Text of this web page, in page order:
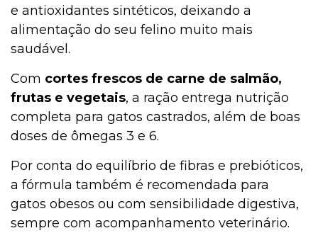
e antioxidantes sintéticos, deixando a
alimentação do seu felino muito mais
saudável.
Com cortes frescos de carne de salmão,
frutas e vegetais, a ração entrega nutrição
completa para gatos castrados, além de boas
doses de ômegas 3 e 6.
Por conta do equilíbrio de fibras e prebióticos,
a fórmula também é recomendada para
gatos obesos ou com sensibilidade digestiva,
sempre com acompanhamento veterinário.